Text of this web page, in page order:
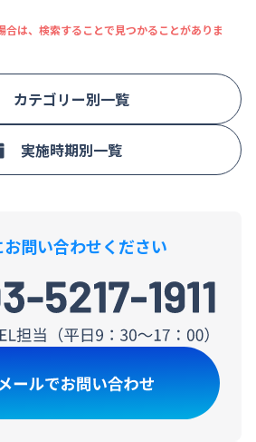
は、検索することで見つかることがありま
カテゴリー別一覧
実施時期別一覧
問い合わせください